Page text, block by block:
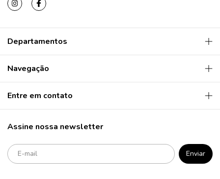
Departamentos
Navegação
Entre em contato
Assine nossa newsletter